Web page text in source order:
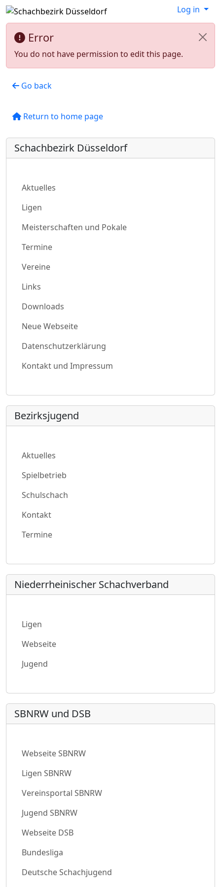
Log in
Error
You do not have permission to edit this page.
Go back
Return to home page
Schachbezirk Düsseldorf
Aktuelles
Ligen
Meisterschaften und Pokale
Termine
Vereine
Links
Downloads
Neue Webseite
Datenschutzerklärung
Kontakt und Impressum
Bezirksjugend
Aktuelles
Spielbetrieb
Schulschach
Kontakt
Termine
Niederrheinischer Schachverband
Ligen
Webseite
Jugend
SBNRW und DSB
Webseite SBNRW
Ligen SBNRW
Vereinsportal SBNRW
Jugend SBNRW
Webseite DSB
Bundesliga
Deutsche Schachjugend